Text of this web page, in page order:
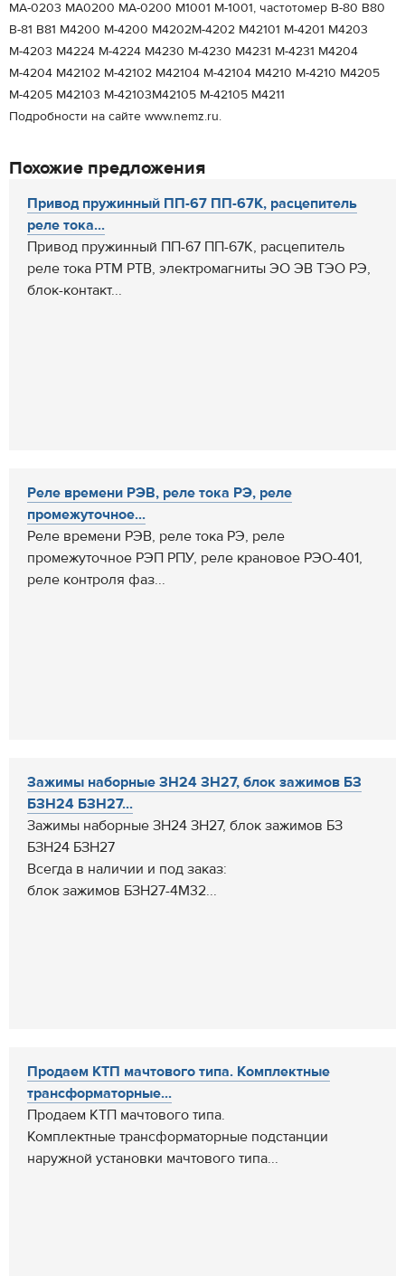
МА-0203 МА0200 МА-0200 М1001 М-1001, частотомер В-80 В80
В-81 В81 М4200 М-4200 М4202М-4202 М42101 М-4201 М4203
М-4203 М4224 М-4224 М4230 М-4230 М4231 М-4231 М4204
М-4204 М42102 М-42102 М42104 М-42104 М4210 М-4210 М4205
М-4205 М42103 М-42103М42105 М-42105 М4211
Подробности на сайте www.nemz.ru.
Похожие предложения
Привод пружинный ПП-67 ПП-67К, расцепитель
реле тока...
Привод пружинный ПП-67 ПП-67К, расцепитель
реле тока РТМ РТВ, электромагниты ЭО ЭВ ТЭО РЭ,
блок-контакт...
Реле времени РЭВ, реле тока РЭ, реле
промежуточное...
Реле времени РЭВ, реле тока РЭ, реле
промежуточное РЭП РПУ, реле крановое РЭО-401,
реле контроля фаз...
Зажимы наборные ЗН24 ЗН27, блок зажимов БЗ
БЗН24 БЗН27...
Зажимы наборные ЗН24 ЗН27, блок зажимов БЗ
БЗН24 БЗН27
Всегда в наличии и под заказ:
блок зажимов БЗН27-4М32...
Продаем КТП мачтового типа. Комплектные
трансформаторные...
Продаем КТП мачтового типа.
Комплектные трансформаторные подстанции
наружной установки мачтового типа...